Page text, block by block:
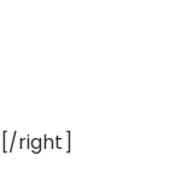
[/right]